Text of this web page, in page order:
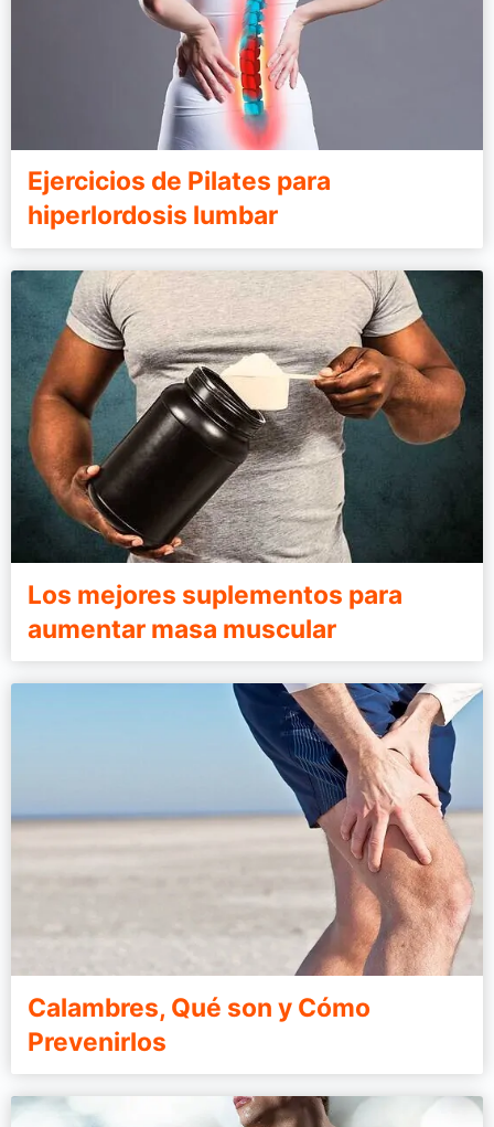
Ejercicios de Pilates para
hiperlordosis lumbar
Los mejores suplementos para
aumentar masa muscular
Calambres, Qué son y Cómo
Prevenirlos